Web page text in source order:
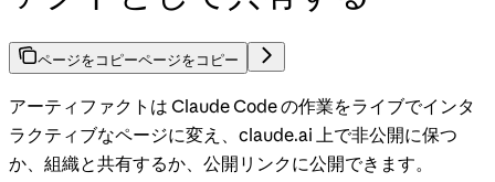
ページをコピーページをコピー
アーティファクトは Claude Code の作業をライブでインタ
ラクティブなページに変え、claude.ai 上で非公開に保つ
か、組織と共有するか、公開リンクに公開できます。